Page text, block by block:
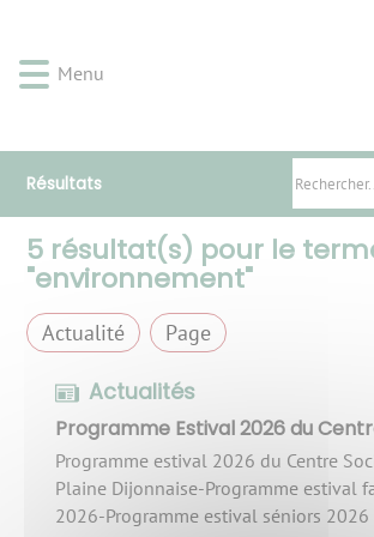
rapide
au
rapide
au
principal
rapide
recherche
rapide
au
de
page
Menu
Résultats
5 résultat(s) pour le
"environnement"
Actualité Page
Actualités
Programme Estival 2026 du
Programme estival 2026 du Centre
Plaine Dijonnaise-Programme estival
2026-Programme estival séniors